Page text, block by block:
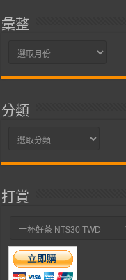
彙整
彙
分類
分
打賞